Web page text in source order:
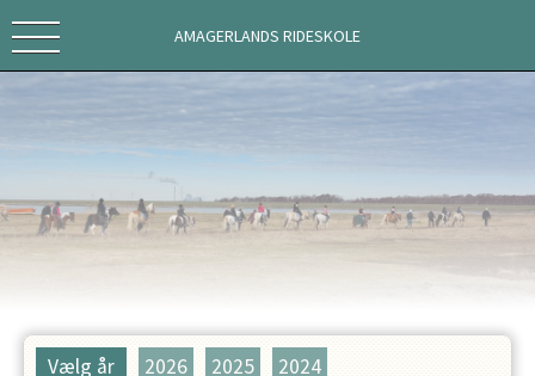
AMAGERLANDS RIDESKOLE
Vælg år 2026 2025
2024